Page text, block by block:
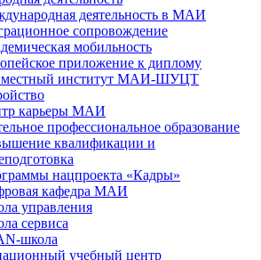
деятельность в МАИ
сопровождение
мобильность
приложение к диплому
институт МАИ-ШУЦТ
карьеры МАИ
профессиональное образование
квалификации и
нацпроекта «Кадры»
кафедра МАИ
управления
сервиса
школа
учебный центр